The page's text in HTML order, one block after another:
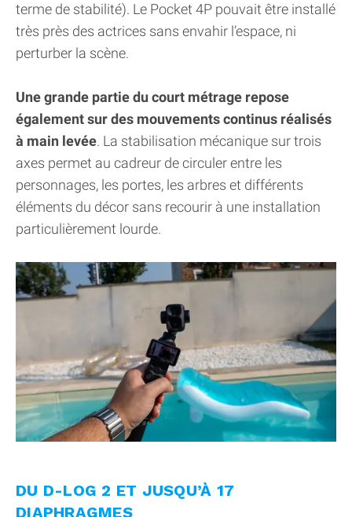
terme de stabilité). Le Pocket 4P pouvait être installé
très près des actrices sans envahir l’espace, ni
perturber la scène.
Une grande partie du court métrage repose
également sur des mouvements continus réalisés
à main levée. La stabilisation mécanique sur trois
axes permet au cadreur de circuler entre les
personnages, les portes, les arbres et différents
éléments du décor sans recourir à une installation
particulièrement lourde.
DU D-LOG 2 ET JUSQU’À 17
DIAPHRAGMES